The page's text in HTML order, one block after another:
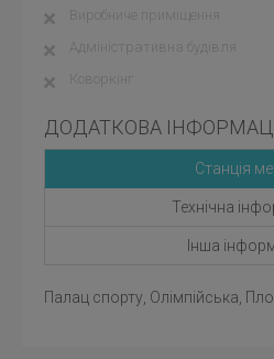
Виробниче приміщення
Адміністративна будівля
Коворкінг
ДОДАТКОВА
Станція
Технічна
Інша
Палац спорту, Олімпійська,